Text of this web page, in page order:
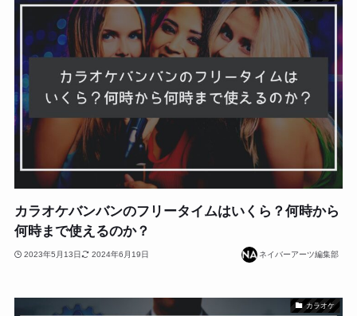
カラオケバンバンのフリータイムはいくら？何時から
何時まで使えるのか？
2023年5月13日 2024年6月19日 ネイバーアーツ編集部
カラオケ